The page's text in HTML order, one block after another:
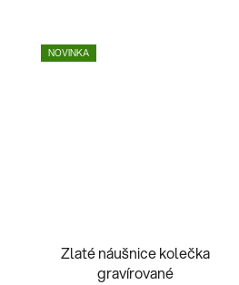
NOVINKA
Zlaté náušnice kolečka
gravírované